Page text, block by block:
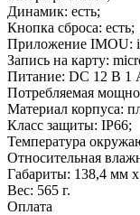
Динамик: есть;
Кнопка сброса: есть;
Приложение IMOU:
Запись на карту:
Питание: DC 12 В 1
Потребляемая
Материал корпуса:
Класс защиты: IP66;
Температура
Относительная
Габариты: 138,4 мм
Вес: 565 г.
Оплата